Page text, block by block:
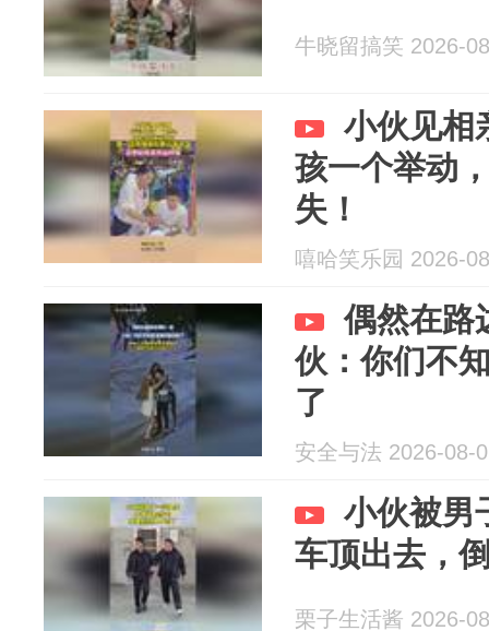
牛晓留搞笑 2026-
小伙见相
孩一个举动
失！
嘻哈笑乐园 2026-
偶然在路
伙：你们不
了
安全与法 2026-08-
小伙被男
车顶出去，
栗子生活酱 2026-